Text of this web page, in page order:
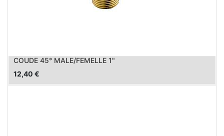
COUDE 45° MALE/FEMELLE 1"
12,40 €